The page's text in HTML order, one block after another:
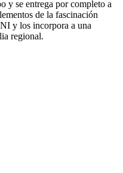
y se entrega por completo a
de la fascinación
y los incorpora a una
regional.